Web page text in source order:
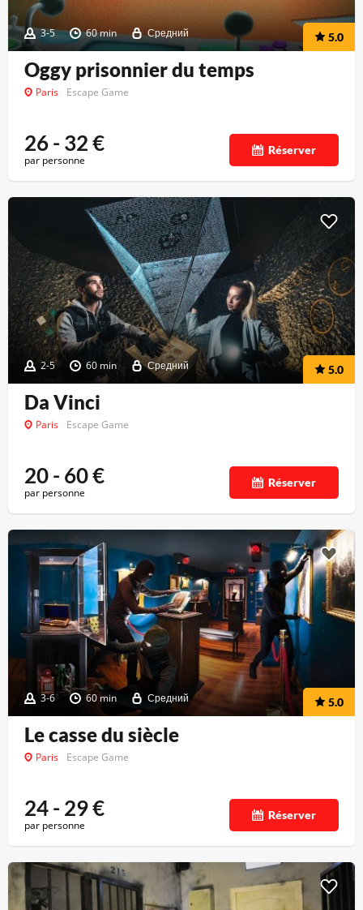
3-5 60 min Средний 5.0
Oggy prisonnier du temps
Paris Escape Game
26 - 32€
par personne
Réserver
2-5 60 min Средний 5.0
Da Vinci
Paris Escape Game
20 - 60€
par personne
Réserver
3-6 60 min Средний 5.0
Le casse du siècle
Paris Escape Game
24 - 29€
par personne
Réserver